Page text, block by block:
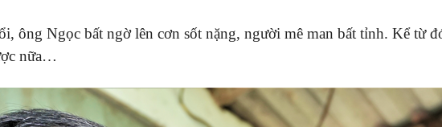
ông Ngọc bất ngờ lên cơn sốt nặng, người mê man bất tỉnh. Kể từ
nữa…